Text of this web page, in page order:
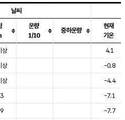
기온, 강수, 바람, 기압등을 안내한 표입
날씨
운량
1/10
중하운량
현재
기온
상
4.1
상
-0.8
상
-4.4
-7.1
-7.7